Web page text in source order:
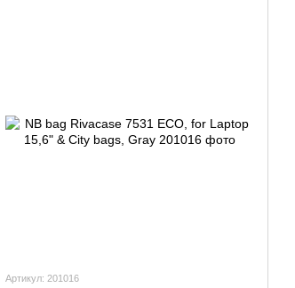
Артикул: 201016